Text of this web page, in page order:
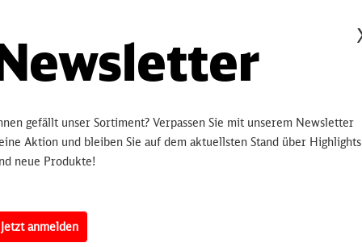
Solarrucksack
Explorer+
Inhalt 1 St
79,90 €
gefällt unser Sortiment? Verpassen Sie mit unserem Newsletter
Aktion und bleiben Sie auf dem aktuellsten Stand über Highlights
neue Produkte!
Jetzt anmelden